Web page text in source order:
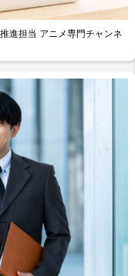
進担当 アニメ専門チャンネ